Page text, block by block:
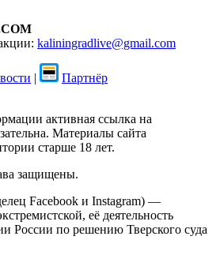
kaliningradlive@gmail.com
|
Партнёр
активная ссылка на
Материалы сайта
старше 18 лет.
защищены.
Facebook и Instagram) —
её деятельность
России по решению Тверского суда